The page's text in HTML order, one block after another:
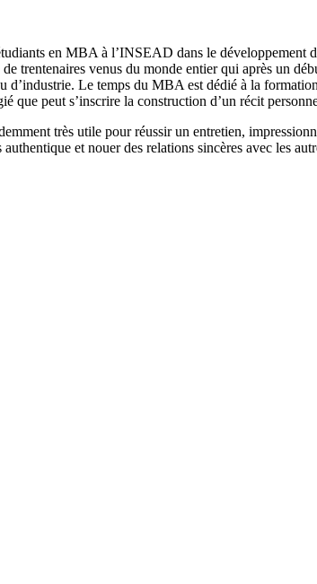
en MBA à l’INSEAD dans le développement
trentenaires venus du monde entier qui après un
d’industrie. Le temps du MBA est dédié à la
que peut s’inscrire la construction d’un récit
très utile pour réussir un entretien,
et nouer des relations sincères avec les